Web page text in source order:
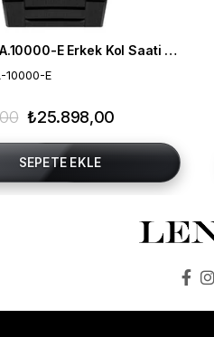
Wainer WA.10000-E Erkek Kol Saati , Swiss Made , Safir Cam
10000-E
₺25.898,00
SEPETE EKLE